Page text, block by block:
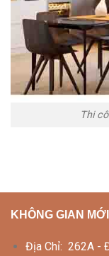
Thi
KHÔNG GIAN
Địa Chỉ: 262A -